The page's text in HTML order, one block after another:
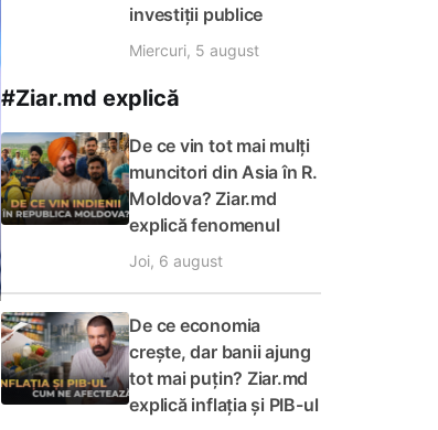
investiții publice
Miercuri, 5 august
#Ziar.md explică
De ce vin tot mai mulți
muncitori din Asia în R.
Moldova? Ziar.md
explică fenomenul
Joi, 6 august
De ce economia
crește, dar banii ajung
tot mai puțin? Ziar.md
explică inflația și PIB-ul